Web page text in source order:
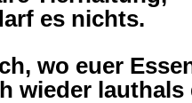
es nichts.
wo euer
wieder